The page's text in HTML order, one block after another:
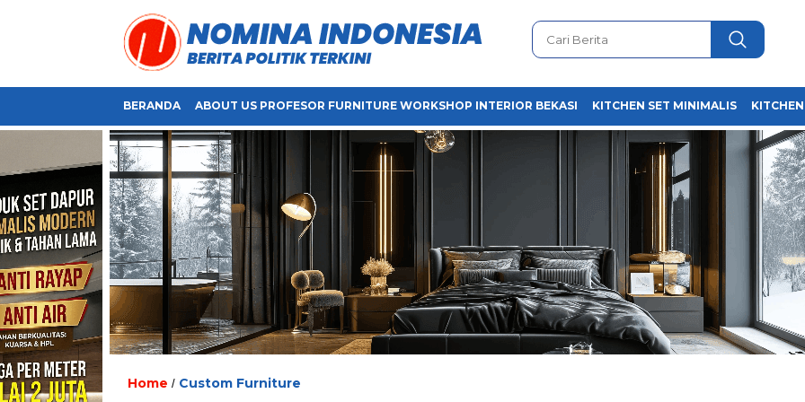
BERANDA ABOUT US PROFESOR FURNITURE WORKSHOP INTERIOR BEKASI KITCHEN SET MINIMALIS
Home / Custom Furniture